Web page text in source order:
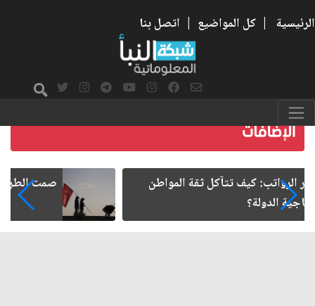
الرئيسية | كل المواضيع | اتصل بنا
صمت الطريق بعد الأربعين